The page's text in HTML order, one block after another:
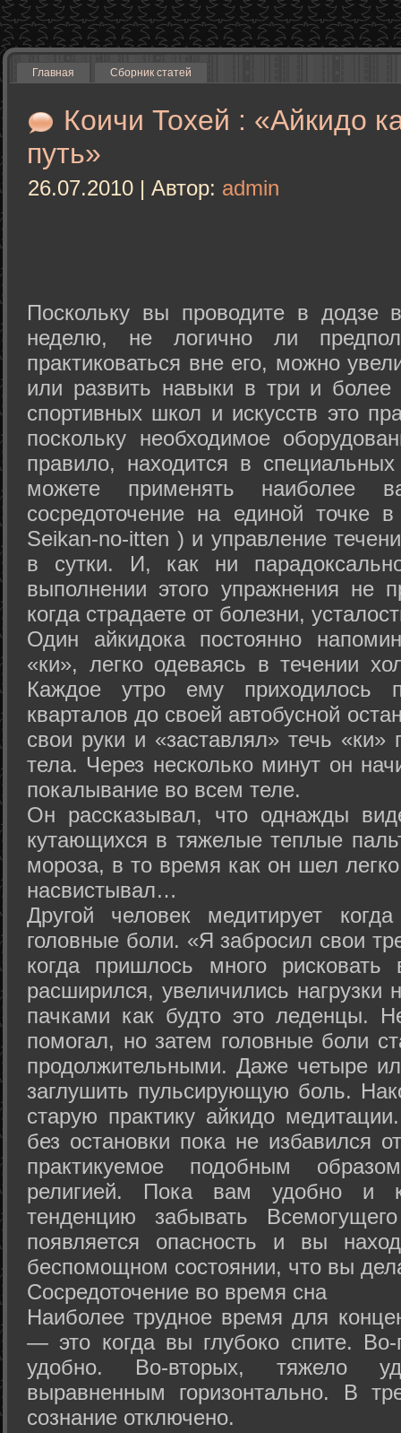
Главная Сборник статей
Коичи Тохей : «Айкидо
путь»
26.07.2010 | Автор: admin
Поскольку вы проводите в додзе
неделю, не логично ли
практиковаться вне его, можно
или развить навыки в три и
спортивных школ и искусств это
поскольку необходимое
правило, находится в
можете применять наиболее
сосредоточение на единой точке
Seikan-­no-­itten ) и управление
в сутки. И, как ни
выполнении этого упражнения не
когда страдаете от болезни,
Один айкидока постоянно
«ки», легко одеваясь в течении
Каждое утро ему приходилось
кварталов до своей автобусной
свои руки и «заставлял» течь «ки»
тела. Через несколько минут он
покалывание во всем теле.
Он рассказывал, что однажды
кутающихся в тяжелые теплые
мороза, в то время как он шел
насвистывал…
Другой человек медитирует
головные боли. «Я забросил свои
когда пришлось много
расширился, увеличились нагрузки
пачками как будто это леденцы.
помогал, но затем головные боли
продолжительными. Даже четыре
заглушить пульсирующую боль.
старую практику айкидо
без остановки пока не избавился
практикуемое подобным
религией. Пока вам удобно и
тенденцию забывать
появляется опасность и вы
беспомощном состоянии, что вы
Сосредоточение во время сна
Наиболее трудное время для
— это когда вы глубоко спите.
удобно. Во-вторых, тяжело
выравненным горизонтально. В
сознание отключено.